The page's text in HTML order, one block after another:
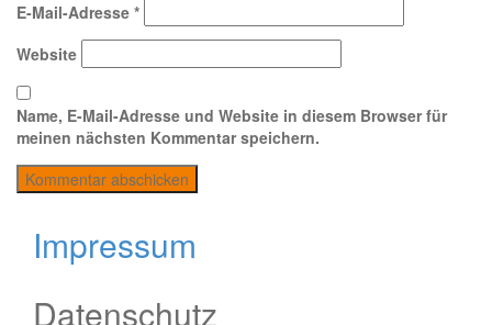
E-Mail-Adresse *
Website
Name, E-Mail-Adresse und Website in diesem Browser für
meinen nächsten Kommentar speichern.
Impressum
Datenschutz